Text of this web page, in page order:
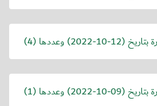
بتاريخ (2022-10-12) وعددها (4)
بتاريخ (2022-10-09) وعددها (1)